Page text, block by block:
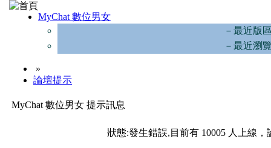
MyChat 數位男女
－最近版
－最近瀏
»
論壇提示
MyChat 數位男女 提示訊息
狀態:發生錯誤,目前有 10005 人上線